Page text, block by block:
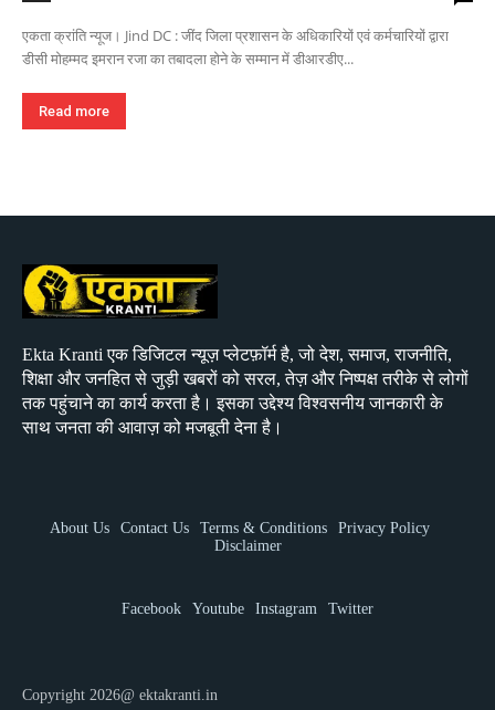
एकता क्रांति न्यूज। Jind DC : जींद जिला प्रशासन के अधिकारियों एवं कर्मचारियों द्वारा
डीसी मोहम्मद इमरान रजा का तबादला होने के सम्मान में डीआरडीए...
Read more
Ekta Kranti एक डिजिटल न्यूज़ प्लेटफ़ॉर्म है, जो देश, समाज, राजनीति,
शिक्षा और जनहित से जुड़ी खबरों को सरल, तेज़ और निष्पक्ष तरीके से लोगों
तक पहुंचाने का कार्य करता है। इसका उद्देश्य विश्वसनीय जानकारी के
साथ जनता की आवाज़ को मजबूती देना है।
About Us Contact Us Terms & Conditions
Privacy Policy
Disclaimer
Facebook Youtube Instagram Twitter
Copyright 2026@ ektakranti.in